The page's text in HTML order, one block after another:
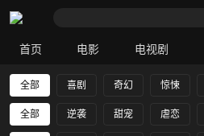
首页 电影 电视剧
全部 喜剧 奇幻 惊悚
全部 逆袭 甜宠 虐恋